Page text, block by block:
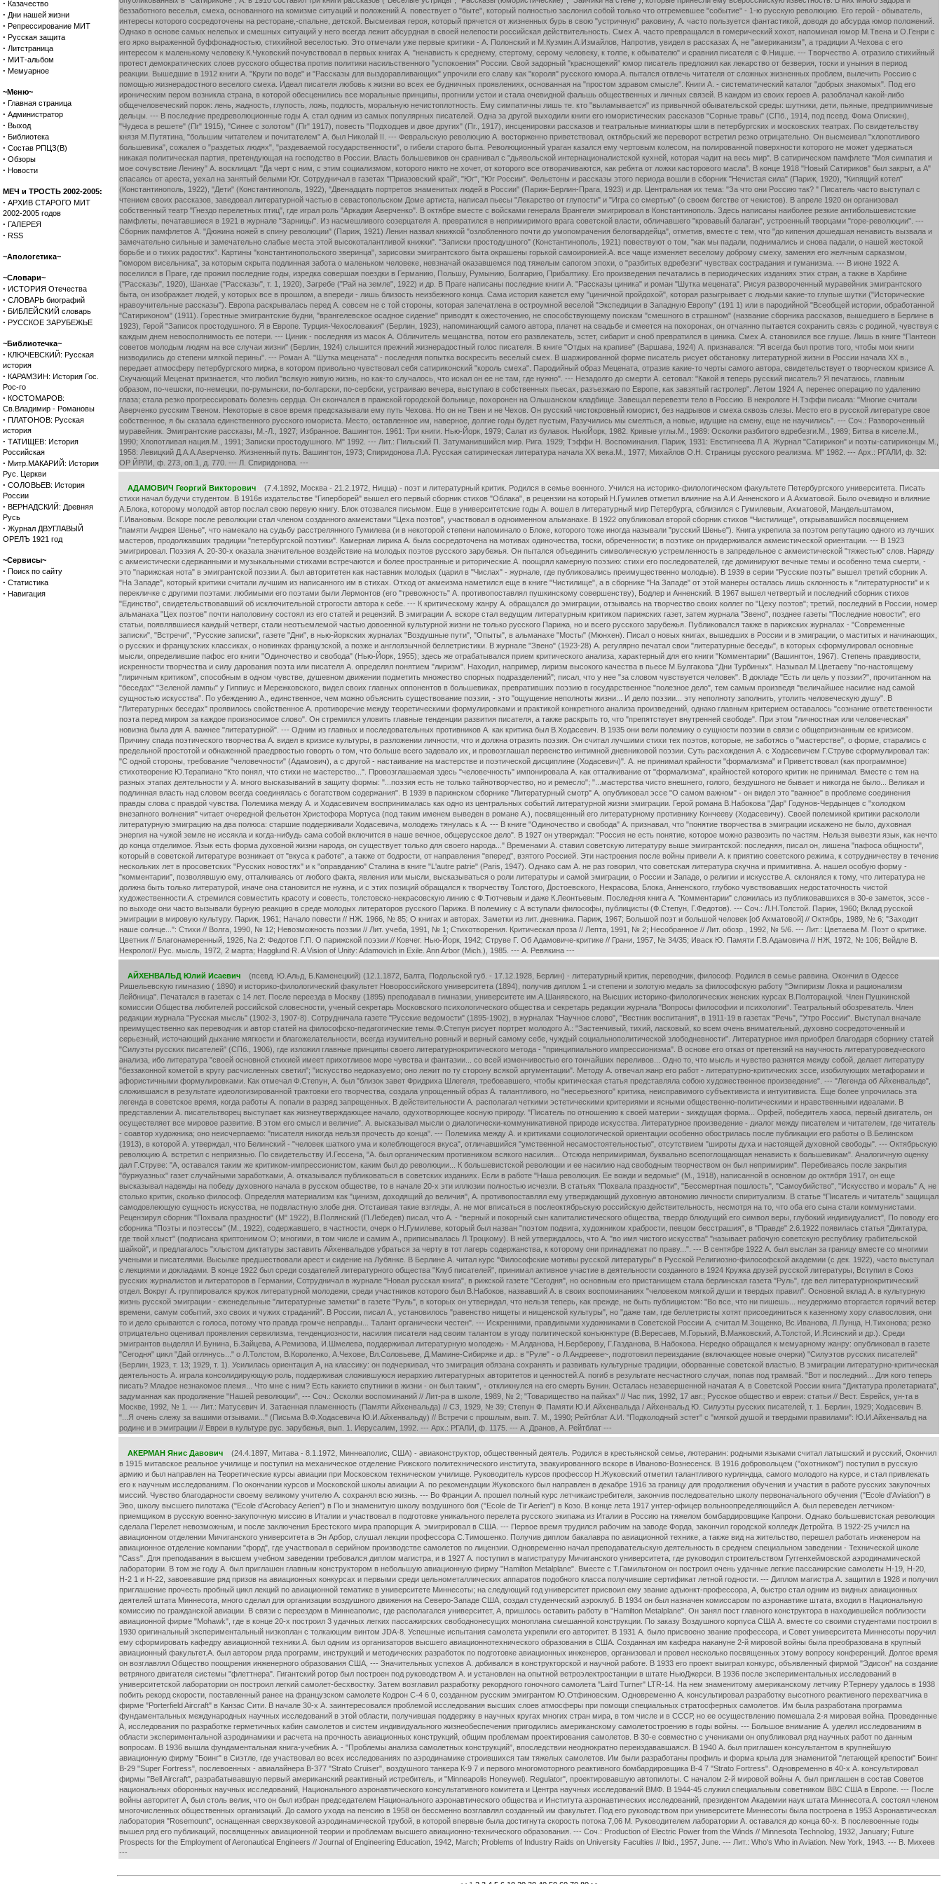
· Казачество
· Дни нашей жизни
· Репрессирование МИТ
· Русская защита
· Литстраница
· МИТ-альбом
· Мемуарное
~Меню~
· Главная страница
· Администратор
· Выход
· Библиотека
· Состав РПЦЗ(В)
· Обзоры
· Новости
МЕЧ и ТРОСТЬ 2002-2005:
· АРХИВ СТАРОГО МИТ
2002-2005 годов
· ГАЛЕРЕЯ
· RSS
~Апологетика~
~Словари~
· ИСТОРИЯ Отечества
· СЛОВАРЬ биографий
· БИБЛЕЙСКИЙ словарь
· РУССКОЕ ЗАРУБЕЖЬЕ
~Библиотечка~
· КЛЮЧЕВСКИЙ: Русская
история
· КАРАМЗИН: История Гос.
Рос-го
· КОСТОМАРОВ:
Св.Владимир - Романовы
· ПЛАТОНОВ: Русская
история
· ТАТИЩЕВ: История
Российская
· Митр.МАКАРИЙ: История
Рус. Церкви
· СОЛОВЬЕВ: История
России
· ВЕРНАДСКИЙ: Древняя
Русь
· Журнал ДВУГЛАВЫЙ
ОРЕЛЪ 1921 год
~Сервисы~
· Поиск по сайту
· Статистика
· Навигация
АДАМОВИЧ Георгий Викторович (7.4.1892, Москва - 21.2.1972, Ницца) - поэт и литературный критик. Родился в семье военного. Учился на историко-филологическом факультете Петербургского университета. Писать
стихи начал будучи студентом. В 1916в издательстве "Гиперборей" вышел его первый сборник стихов "Облака", в рецензии на который Н.Гумилев отметил влияние на А.И.Анненского и А.Ахматовой. Было очевидно и влияние
А.Блока, которому молодой автор послал свою первую книгу. Блок отозвался письмом. Еще в университетские годы А. вошел в литературный мир Петербурга, сблизился с Гумилевым, Ахматовой, Мандельштамом,
Г.Ивановым. Вскоре после революции стал членом созданного акмеистами "Цеха поэтов", участвовал в одноименном альманахе. В 1922 опубликовал второй сборник стихов "Чистилище", открывавшийся посвящением
"памяти Андрея Шенье", что намекало на судьбу расстрелянного Гумилева (и в некоторой степени напоминало о Блоке, которого тоже иногда называли "русский Шенье"). Книга укрепила за поэтом репутацию одного из лучших
мастеров, продолжавших традиции "петербургской поэтики". Камерная лирика А. была сосредоточена на мотивах одиночества, тоски, обреченности; в поэтике он придерживался акмеистической ориентации. --- В 1923
эмигрировал. Поэзия А. 20-30-х оказала значительное воздействие на молодых поэтов русского зарубежья. Он пытался объединить символическую устремленность в запредельное с акмеистической "тяжестью" слов. Наряду
с акмеистически сдержанными и музыкальными стихами встречаются и более пространные и риторические.А. поощрял камерную поэзию: стихи его последователей, где доминируют вечные темы и особенно тема смерти, -
это "парижская нота" в эмигрантской поэзии.А. был авторитетен как наставник молодых (царил в "Числах" - журнале, где публиковались преимущественно молодые). В 1939 в серии "Русские поэты" вышел третий сборник А.
"На Западе", который критики считали лучшим из написанного им в стихах. Отход от акмеизма наметился еще в книге "Чистилище", а в сборнике "На Западе" от этой манеры осталась лишь склонность к "литературности" и к
перекличке с другими поэтами: любимыми его поэтами были Лермонтов (его "тревожность" А. противопоставлял пушкинскому совершенству), Бодлер и Анненский. В 1967 вышел четвертый и последний сборник стихов
"Единство", свидетельствовавший об исключительной строгости автора к себе. --- К критическому жанру А. обращался до эмиграции, отзываясь на творчество своих коллег по "Цеху поэтов"; третий, последний в России, номер
альманаха "Цех поэтов" почти наполовину состоял из его статей и рецензий. В эмиграции А. вскоре стал ведущим литературным критиком парижских газет, затем журнала "Звено", позднее газеты "Последние новости"; его
статьи, появлявшиеся каждый четверг, стали неотъемлемой частью довоенной культурной жизни не только русского Парижа, но и всего русского зарубежья. Публиковался также в парижских журналах - "Современные
записки", "Встречи", "Русские записки", газете "Дни", в нью-йоркских журналах "Воздушные пути", "Опыты", в альманахе "Мосты" (Мюнхен). Писал о новых книгах, вышедших в России и в эмиграции, о маститых и начинающих,
о русских и французских классиках, о новинках французской, а позже и англоязычной беллетристики. В журнале "Звено" (1923-28) А. регулярно печатал свои "литературные беседы", в которых сформулировал основные
мысли, определившие пафос его книги "Одиночество и свобода" (Нью-Йорк, 1955); здесь же отрабатывался прием критического анализа, характерный для его книги "Комментарии" (Вашингтон, 1967). Степень правдивости,
искренности творчества и силу дарования поэта или писателя А. определял понятием "лиризм". Находил, например, лиризм высокого качества в пьесе М.Булгакова "Дни Турбиных". Называл М.Цветаеву "по-настоящему
"лиричным критиком", способным в одном чувстве, душевном движении подметить множество спорных подразделений"; писал, что у нее "за словом чувствуется человек". В докладе "Есть ли цель у поэзии?", прочитанном на
"беседах" "Зеленой лампы" у Гиппиус и Мережковского, видел своих главных оппонентов в большевиках, превративших поэзию в государственное "полезное дело", тем самым произведя "величайшее насилие над самой
сущностью искусства". По убеждению А., единственное, чем можно объяснить существование поэзии, - это "ощущение неполноты жизни... И дело поэзии... эту неполноту заполнить, утолить человеческую душу". В
"Литературных беседах" проявилось свойственное А. противоречие между теоретическими формулировками и практикой конкретного анализа произведений, однако главным критерием оставалось "сознание ответственности
поэта перед миром за каждое произносимое слово". Он стремился уловить главные тенденции развития писателя, а также раскрыть то, что "препятствует внутренней свободе". При этом "личностная или человеческая"
новизна была для А. важнее "литературной". --- Одним из главных и последовательных противников А. как критика был В.Ходасевич. В 1935 они вели полемику о сущности поэзии в связи с общепризнанным ее кризисом.
Причину спада поэтического творчества А. видел в кризисе культуры, в разложении личности, что и должна отразить поэзия. Он считал лучшими стихи тех поэтов, которые, не заботясь о "мастерстве", о форме, старались с
предельной простотой и обнаженной праедрвостью говорть о том, что больше всего задевало их, и провозглашал первенство интимной дневниковой поэзии. Суть расхождения А. с Ходасевичем Г.Струве сформулировал так:
"С одной стороны, требование "человечности" (Адамович), а с другой - настаивание на мастерстве и поэтической дисциплине (Ходасевич)". А. не принимал крайности "формализма" и Приветствовал (как программное)
стихотворение Ю.Терапиано "Кто понял, что стихи не мастерство...". Провозглашаемая здесь "человечность" импонировала А. как отталкивание от "формализма", крайностей которого критик не принимал. Вместе с тем на
разных этапах деятельности у А. много высказываний в защиту формы: "...поэзия есть не только тайнотворчество, но и ремесло"; "...мастерства чисто внешнего, голого, бездушного не бывает и никогда не было... Великая и
подлинная власть над словом всегда соединялась с богатством содержания". В 1939 в парижском сборнике "Литературный смотр" А. опубликовал эссе "О самом важном" - он видел это "важное" в проблеме соединения
правды слова с правдой чувства. Полемика между А. и Ходасевичем воспринималась как одно из центральных событий литературной жизни эмиграции. Герой романа В.Набокова "Дар" Годунов-Чердынцев с "холодком
внезапного волнения" читает очередной фельетон Христофора Мортуса (под таким именем выведен в романе А.), посвященный его литературному противнику Кончееву (Ходасевичу). Своей полемикой критики раскололи
литературную эмиграцию на два полюса: старшие поддерживали Ходасевича, молодежь тянулась к А. --- В книге "Одиночество и свобода" А. признавал, что "понятие творчества в эмиграции искажено не было, духовная
энергия на чужой земле не иссякла и когда-нибудь сама собой включится в наше вечное, общерусское дело". В 1927 он утверждал: "Россия не есть понятие, которое можно развозить по частям. Нельзя вывезти язык, как нечто
до конца отделимое. Язык есть форма духовной жизни народа, он существует только для своего народа..." Временами А. ставил советскую литературу выше эмигрантской: последняя, писал он, лишена "пафоса общности",
который в советской литературе возникает от "вкуса к работе", а также от бодрости, от направления "вперед", взятого Россией. Эти настроения после войны привели А. к приятию советского режима, к сотрудничеству в течение
нескольких лет в просоветских "Русских новостях" и к "оправданию" Сталина в книге "L'autre patrie" (Paris, 1947). Однако сам А. не раз говорил, что советская литература скучна и примитивна. А. нашел особую форму -
"комментарии", позволявшую ему, отталкиваясь от любого факта, явления или мысли, высказываться о роли литературы и самой эмиграции, о России и Западе, о религии и искусстве.А. склонялся к тому, что литература не
должна быть только литературой, иначе она становится не нужна, и с этих позиций обращался к творчеству Толстого, Достоевского, Некрасова, Блока, Анненского, глубоко чувствовавших недостаточность чистой
художественности.А. стремился совместить красоту и совесть, толстовско-некрасовскую линию с Ф.Тютчевым и даже К.Леонтьевым. Последняя книга А. "Комментарии" сложилась из публиковавшихся в 30-е заметок, эссе -
по выходе они часто вызывали бурную реакцию в среде молодых литераторов русского Парижа. В полемику с А вступали философы, публицисты (Ф.Степун, Г.Федотов). --- Соч.: Л.Н.Толстой. Париж, 1960; Вклад русской
эмиграции в мировую культуру. Париж, 1961; Начало повести // НЖ. 1966, № 85; О книгах и авторах. Заметки из лит. дневника. Париж, 1967; Большой поэт и большой человек [об Ахматовой] // Октябрь, 1989, № 6; "Заходит
наше солнце...": Стихи // Волга, 1990, № 12; Невозможность поэзии // Лит. учеба, 1991, № 1; Стихотворения. Критическая проза // Лепта, 1991, № 2; Несобранное // Лит. обозр., 1992, № 5/6. --- Лит.: Цветаева М. Поэт о критике.
Цветник // Благонамеренный, 1926, Na 2: Федотов Г.П. О парижской поэзии // Ковчег. Нью-Йорк, 1942; Струве Г. Об Адамовиче-критике // Грани, 1957, № 34/35; Иваск Ю. Памяти Г.В.Адамовича // НЖ, 1972, № 106; Вейдле В.
Некролог// Рус. мысль, 1972, 2 марта; Hagglund R. A Vision of Unity: Adamovich in Exile. Ann Arbor (Mich.), 1985. --- А. Ревякина ---
АЙХЕНВАЛЬД Юлий Исаевич (псевд. Ю.Альд, Б.Каменецкий) (12.1.1872, Балта, Подольской губ. - 17.12.1928, Берлин) - литературный критик, переводчик, философ. Родился в семье раввина. Окончил в Одессе
Ришельевскую гимназию ( 1890) и историко-филологический факультет Новороссийского университета (1894), получив диплом 1 -и степени и золотую медаль за философскую работу "Эмпиризм Локка и рационализм
Лейбница". Печатался в газетах с 14 лет. После переезда в Москву (1895) преподавал в гимназии, университете им.А.Шанявского, на Высших историко-филологических женских курсах В.Полторацкой. Член Пушкинской
комиссии Общества любителей российской словесности, ученый секретарь Московского психологического общества и секретарь редакции журнала "Вопросы философии и психологии". Театральный обозреватель. Член
редакции журнала "Русская мысль" (1902-3, 1907-8). Сотрудничала газете "Русские ведомости" (1895-1902), в журналах "Научное слово", "Вестник воспитания", в 1911-19 в газетах "Речь", "Утро России". Выступал вначале
преимущественно как переводчик и автор статей на философско-педагогические темы.Ф.Степун рисует портрет молодого А.: "Застенчивый, тихий, ласковый, ко всем очень внимательный, духовно сосредоточенный и
серьезный, источающий дыхание мягкости и благожелательности, всегда изумительно ровный и верный самому себе, чуждый социальнополитической злободневности". Литературное имя приобрел благодаря сборнику статей
"Силуэты русских писателей" (СПб., 1906), где изложил главные принципы своего литературнокритического метода - "принципиального импрессионизма". В основе его отказ от претензий на научность литературоведческого
анализа, ибо литература "своей основной стихией имеет прихотливое море чувства и фантазии... со всей изменчивостью его тончайших переливов... Одно то, что мысль и чувство разнятся между собой, делает литературу
"беззаконной кометой в кругу расчисленных светил"; "искусство недоказуемо; оно лежит по ту сторону всякой аргументации". Методу А. отвечал жанр его работ - литературно-критических эссе, изобилующих метафорами и
афористичными формулировками. Как отмечал Ф.Степун, А. был "близок завет Фридриха Шлегеля, требовавшего, чтобы критическая статья представляла собою художественное произведение". --- "Легенда об Айхенвальде",
сложившаяся в результате идеологизированной трактовки его творчества, создала упрощенный образ А. талантливого, но "несерьезного" критика, неисправимого субъективиста и интуитивиста. Еще более упрочилась эта
легенда в советское время, когда работы А. попали в разряд запрещенных. В действительности А. располагал четкими эстетическими критериями и ясными общественно-политическими и нравственными идеалами. В
представлении А. писательтворец выступает как жизнеутверждающее начало, одухотворяющее косную природу. "Писатель по отношению к своей материи - зиждущая форма... Орфей, победитель хаоса, первый двигатель, он
осуществляет все мировое развитие. В этом его смысл и величие". А. высказывал мысли о диалогически-коммуникативной природе искусства. Литературное произведение - диалог между писателем и читателем, где читатель
- соавтор художника; оно неисчерпаемо: "писателя никогда нельзя прочесть до конца". --- Полемика между А. и критиками социологической ориентации особенно обострилась после публикации его работы о В.Белинском
(1913), в которой А. утверждал, что Белинский - "человек шаткого ума и колеблющегося вкуса", отличавшийся "умственной несамостоятельностью", отсутствием "широты духа и настоящей духовной свободы". --- Октябрьскую
революцию А. встретил с неприязнью. По свидетельству И.Гессена, "А. был органическим противником всякого насилия... Отсюда непримиримая, буквально всепоглощающая ненависть к большевикам". Аналогичную оценку
дал Г.Струве: "А, оставался таким же критиком-импрессионистом, каким был до революции... К большевистской революции и ее насилию над свободным творчеством он был непримирим". Перебиваясь после закрытия
"буржуазных" газет случайными заработками, А. отказывался публиковаться в советских изданиях. Если в работе "Наша революция. Ее вожди и ведомые" (М., 1918), написанной в основном до октября 1917, он еще
высказывал надежды на победу духовного начала в русском обществе, то в начале 20-х эти иллюзии полностью исчезли. В статьях "Похвала праздности", "Бессмертная пошлость", "Самоубийство", "Искусство и мораль" А, не
столько критик, сколько философ. Определяя материализм как "цинизм, доходящий до величия", А. противопоставлял ему утверждающий духовную автономию личности спиритуализм. В статье "Писатель и читатель" защищал
самодовлеющую сущность искусства, не подвластную злобе дня. Отстаивая такие взгляды, А. не мог вписаться в послеоктябрьскую российскую действительность, несмотря на то, что оба его сына стали коммунистами.
Рецензируя сборник "Похвала праздности" (М" 1922), В.Полянский (П.Лебедев) писал, что А. - "верный и покорный сын капиталистического общества, твердо блюдущий его символ веры, глубокий индивидуалист", По поводу его
сборника "Поэты и поэтессы" (М., 1922), содержавшего, в частности, очерк о Н.Гумилеве, который был назван "поэтом подвига, художником храбрости, певцом бесстрашия", в "Правде" 2.6.1922 появилась статья "Диктатура,
где твой хлыст" (подписана криптонимом О; многими, в том числе и самим А., приписывалась Л.Троцкому). В ней утверждалось, что А. "во имя чистого искусства" "называет рабочую советскую республику грабительской
шайкой", и предлагалось "хлыстом диктатуры заставить Айхенвальдов убраться за черту в тот лагерь содержанства, к которому они принадлежат по праву...". --- В сентябре 1922 А. был выслан за границу вместе со многими
учеными и писателями. Высылке предшествовали арест и сидение на Лубянке. В Берлине А. читал курс "Философские мотивы русской литературы" в Русской Религиозно-философской академии (с дек. 1922), часто выступал
с лекциями и докладами. В конце 1922 был среди создателей литературного общества "Клуб писателей", принимал активное участие в деятельности созданного в 1924 Кружка друзей русской литературы, Вступил в Союз
русских журналистов и литераторов в Германии, Сотрудничал в журнале "Новая русская книга", в рижской газете "Сегодня", но основным его пристанищем стала берлинская газета "Руль", где вел литературнокритический
отдел. Вокруг А. группировался кружок литературной молодежи, среди участников которого был В.Набоков, назвавший А. в своих воспоминаниях "человеком мягкой души и твердых правил". Основной вклад А. в культурную
жизнь русской эмиграции - еженедельные "литературные заметки" в газете "Руль", в которых он утверждал, что нельзя теперь, как прежде, не быть публицистом: "Во все, что ни пишешь... неудержимо вторгается горячий ветер
времени, самум событий, эхо своих и чужих страданий". В России, писал А., установилось "равенство нищеты и нищенской культуры", но "даже там, где беллетристы хотят присоединиться к казенному хору славословия, они
то и дело срываются с голоса, потому что правда громче неправды... Талант органически честен". --- Искренними, правдивыми художниками в Советской России А. считал М.Зощенко, Вс.Иванова, Л.Лунца, Н.Тихонова; резко
отрицательно оценивал проявления сервилизма, тенденциозности, насилия писателя над своим талантом в угоду политической конъюнктуре (В.Вересаев, М.Горький, В.Маяковский, А.Толстой, И.Ясинский и др.). Среди
эмигрантов выделял И.Бунина, Б.Зайцева, А.Ремизова, И.Шмелева, поддерживал литературную молодежь - М.Алданова, Н.Берберову, Г.Газданова, В.Набокова. Нередко обращался к мемуарному жанру: опубликовал в газете
"Сегодня" цикл "Дай оглянусь..." о Л.Толстом, В.Короленко, А.Чехове, Вл.Соловьеве, Д.Мамине-Сибиряке и др.: в "Руле" - о Л.Андрееве~, подготовил переиздание (включающее новые очерки) "Силуэтов русских писателей"
(Берлин, 1923, т. 13; 1929, т. 1). Усилилась ориентация А, на классику: он подчеркивал, что эмиграция обязана сохранять и развивать культурные традиции, оборванные советской властью. В эмиграции литературно-критическая
деятельность А. играла консолидирующую роль, поддерживая сложившуюся иерархию литературных авторитетов и ценностей.А. погиб в результате несчастного случая, попав под трамвай. "Вот и последний... Для кого теперь
писать? Младое незнакомое племя... Что мне с ним? Есть какието спутники в жизни - он был таким", - откликнулся на его смерть Бунин. Осталась незавершенной начатая А. в Советской России книга "Диктатура пролетариата",
задуманная как продолжение "Нашей революции", --- Соч.: Осколки воспоминаний // Лит-ра в школе, 1989, № 2; "Товарищество на пайках" // Час пик, 1992, 17 авг.; Русское общество и евреи: статьи // Вест. Еврейск, ун-та в
Москве, 1992, № 1. --- Лит.: Матусевич И. Затаенная пламенность (Памяти Айхенвальда) // СЗ, 1929, № 39; Степун Ф. Памяти Ю.И.Айхенвальда / Айхенвальд Ю. Силуэты русских писателей, т. 1. Берлин, 1929; Ходасевич В.
"...Я очень слежу за вашими отзывами..." (Письма В.Ф.Ходасевича Ю.И.Айхенвальду) // Встречи с прошлым, вып. 7. М., 1990; Рейтблат А.И. "Подколодный эстет" с "мягкой душой и твердыми правилами": Ю.И.Айхенвальд на
родине и в эмиграции // Евреи в культуре рус. зарубежья, вып. 1. Иерусалим, 1992. --- Арх.: РГАЛИ, ф. 1175. --- А. Дранов, А. Рейтблат ---
АКЕРМАН Янис Давович (24.4.1897, Митава - 8.1.1972, Миннеаполис, США) - авиаконструктор, общественный деятель. Родился в крестьянской семье, лютеранин: родными языками считал латышский и русский, Окончил
в 1915 митавское реальное училище и поступил на механическое отделение Рижского политехнического института, эвакуированного вскоре в Иваново-Вознесенск. В 1916 добровольцем ("охотником") поступил в русскую
армию и был направлен на Теоретические курсы авиации при Московском техническом училище. Руководитель курсов профессор Н.Жуковский отметил талантливого курляндца, самого молодого на курсе, и стал привлекать
его к научным исследованиям. По окончании курсов и Московской школы авиации А. по рекомендации Жуковского был направлен в декабре 1916 за границу для продолжения обучения и участия в работе русских закупочных
миссий. Чувство благодарности своему великому учителю А. сохранял всю жизнь. --- Во Франции А. прошел полный курс летчикаистребителя, закончив последовательно школу первоначального обучения ("Ecole d'Aviation") в
Эво, школу высшего пилотажа ("Ecole d'Acrobacy Aerien") в По и знаменитую школу воздушного боя ("Ecole de Tir Aerien") в Козо. В конце лета 1917 унтер-офицер вольноопределяющийся А. был переведен летчиком-
приемщиком в русскую военно-закупочную миссию в Италии и участвовал в подготовке уникального перелета русского экипажа из Италии в Россию на тяжелом бомбардировщике Капрони. Однако большевистская революция
сделала Перелет невозможным, и после заключения Брестского мира прапорщик А. эмигрировал в США. --- Первое время трудился рабочим на заводе Форда, закончил городской колледж Детройта. В 1922-25 учился на
авиационном отделении Мичиганского университета в Эн Арбор, слушал лекции профессора С.Тимошенко. Получив диплом бакалавра по авиационной технике, а также вид на жительство, перешел работать инженером на
авиационное отделение компании "форд", где участвовал в серийном производстве самолетов по лицензии. Одновременно начал преподавательскую деятельность в среднем специальном заведении - Технической школе
"Cass". Для преподавания в высшем учебном заведении требовался диплом магистра, и в 1927 А. поступил в магистратуру Мичиганского университета, где руководил строительством Гуггенхеймовской аэродинамической
лаборатории. В том же году А. был приглашен главным конструктором в небольшую авиационную фирму "Hamilton Metalplane". Вместе с Т.Гамильтоном он построил очень удачные легкие пассажирские самолеты Н-19, Н-20,
Н-2 1 и Н-22, завоевавшие ряд призов на авиационных конкурсах и первыми среди цельнометаллических аппаратов подобного класса получившие сертификат летной годности. --- Диплом магистра А. защитил в 1928 и получил
приглашение прочесть пробный цикл лекций по авиационной тематике в университете Миннесоты; на следующий год университет присвоил ему звание адъюнкт-профессора, А, быстро стал одним из видных авиационных
деятелей штата Миннесота, много сделал для организации воздушного движения на Северо-Западе США, создал студенческий аэроклуб. В 1934 он был назначен комиссаром по аэронавтике штата, входил в Национальную
комиссию по гражданской авиации. В связи с переездом в Миннеаполис, где располагался университет, А, пришлось оставить работу в "Hamilton Metalplane". Он занял пост главного конструктора в находившейся поблизости
авиационной фирме "Mohawk", где в конце 20-х построил 3 удачных легких пассажирских свободнонесущих моноплана смешанной конструкции. По заказу Воздушного корпуса США А. вместе со своими студентами построил в
1930 оригинальный экспериментальный низкоплан с толкающим винтом JDA-8. Успешные испытания самолета укрепили его авторитет. В 1931 А. было присвоено звание профессора, и Совет университета Миннесоты поручил
ему сформировать кафедру авиационной техники.А. был одним из организаторов высшего авиационнотехнического образования в США. Созданная им кафедра накануне 2-й мировой войны была преобразована в крупный
авиационный факультет.А. был автором ряда программ, инструкций и методических разработок по подготовке авиационных инженеров, организовал и провел несколько посвященных этому вопросу конференций. Долгое время
он возглавлял Общество поощрения инженерного образования США, --- Значительных успехов А. добивался в конструкторской и научной работе. В 1933 его проект выиграл конкурс, объявленный фирмой "Эдисон" на создание
ветряного двигателя системы "флеттнера". Гигантский ротор был построен под руководством А. и установлен на опытной ветроэлектростанции в штате НьюДжерси. В 1936 после экспериментальных исследований в
университетской лаборатории он построил легкий самолет-бесхвостку. Затем возглавил разработку рекордного гоночного самолета "Laird Turner" LTR-14. На нем знаменитому американскому летчику Р.Тернеру удалось в 1938
побить рекорд скорости, поставленный ранее на французском самолете Кодрон С-4 6 0, созданном русским эмигрантом Ю.Отфиновским. Одновременно А. консультировал разработку высотного реактивного перехватчика в
фирме "Porterfield Aircraft" в Канзас Сити. В начале 30-х А. заинтересовался проблемой исследования высших слоев атмосферы при помощи специальных стратосферных самолетов. Им была разработана программа
фундаментальных международных научных исследований в этой области, получившая поддержку в научных кругах многих стран мира, в том числе и в СССР, но ее осуществлению помешала 2-я мировая война. Проведенные
А, исследования по разработке герметичных кабин самолетов и систем индивидуального жизнеобеспечения пригодились американскому самолетостроению в годы войны. --- Большое внимание А. уделял исследованиям в
области экспериментальной аэродинамики и расчета на прочность авиационных конструкций, общим проблемам проектирования самолетов. В 30-е совместно с учениками он опубликовал ряд научных работ по данным
вопросам. В 1936 вышла фундаментальная книга-учебник А. - "Проблемы анализа самолетных конструкций", впоследствии неоднократно переиздававшаяся. В 1940 А. был приглашен консультантом в крупнейшую
авиационную фирму "Боинг" в Сиэтле, где участвовал во всех исследованиях по аэродинамике строившихся там тяжелых самолетов. Им были разработаны профиль и форма крыла для знаменитой "летающей крепости" Боинг
В-29 "Super Fortress", послевоенных - авиалайнера В-377 "Strato Cruiser", воздушного танкера К-9 7 и первого многомоторного реактивного бомбардировщика В-4 7 "Strato Fortress". Одновременно в 40-х А. консультировал
фирмы "Bell Aircraft", разрабатывавшую первый американский реактивный истребитель, и "Minneapolis Honeywel). Regulator", проектировавшую автопилоты. С началом 2-й мировой войны А. был приглашен в состав Советов
национальных оборонных научных исследований, Национального аэронавтического консультативного комитета и Центра научных исследований ВМФ. В 1944-45 служил специальным советником ВВС США в Европе. --- После
войны авторитет А, был столь велик, что он был избран председателем Национального аэронавтического общества и Института аэронавтических исследований, президентом Академии наук штата Миннесота.А. состоял членом
многочисленных общественных организаций. До самого ухода на пенсию в 1958 он бессменно возглавлял созданный им факультет. Под его руководством при университете Миннесоты была построена в 1953 Аэронавтическая
лаборатория "Rosemount", оснащенная сверхзвуковой аэродинамической трубой, в которой впервые была достигнута скорость потока 7,06 М. Руководителем лаборатории А. оставался до конца 60-х. В послевоенные годы
вышел ряд его публикаций, посвященных авиационной теории и проблемам высшего авиационно-технического образования. --- Соч.: Production of Electric Power from the Winds // Minnesota Technolog, 1932, January; Future
Prospects for the Employment of Aeronautical Engineers // Journal of Engineering Education, 1942, March; Problems of Industry Raids on University Faculties // Ibid., 1957, June. --- Лит.: Who's Who in Aviation. New York, 1943. --- В. Михеев
---